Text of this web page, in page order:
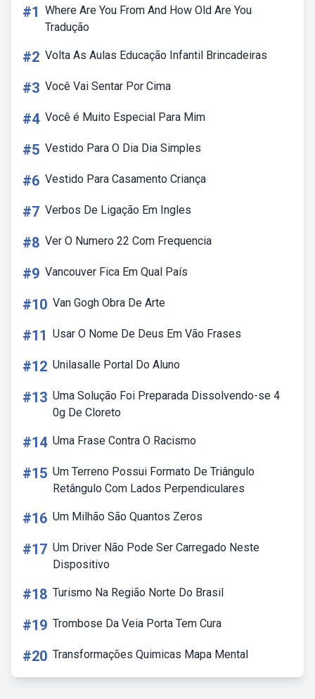
#1 Where Are You From And How Old Are You
Tradução
#2 Volta As Aulas Educação Infantil Brincadeiras
#3 Você Vai Sentar Por Cima
#4 Você é Muito Especial Para Mim
#5 Vestido Para O Dia Dia Simples
#6 Vestido Para Casamento Criança
#7 Verbos De Ligação Em Ingles
#8 Ver O Numero 22 Com Frequencia
#9 Vancouver Fica Em Qual País
#10 Van Gogh Obra De Arte
#11 Usar O Nome De Deus Em Vão Frases
#12 Unilasalle Portal Do Aluno
#13 Uma Solução Foi Preparada Dissolvendo-se 4
0g De Cloreto
#14 Uma Frase Contra O Racismo
#15 Um Terreno Possui Formato De Triângulo
Retângulo Com Lados Perpendiculares
#16 Um Milhão São Quantos Zeros
#17 Um Driver Não Pode Ser Carregado Neste
Dispositivo
#18 Turismo Na Região Norte Do Brasil
#19 Trombose Da Veia Porta Tem Cura
#20 Transformações Quimicas Mapa Mental